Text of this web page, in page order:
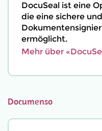
DocuSeal ist eine
die eine sichere
ermöglicht.
Mehr über
Documenso